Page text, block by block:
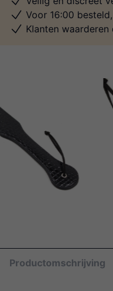
Voor 16:00
Klanten waarderen
Productomschrijving